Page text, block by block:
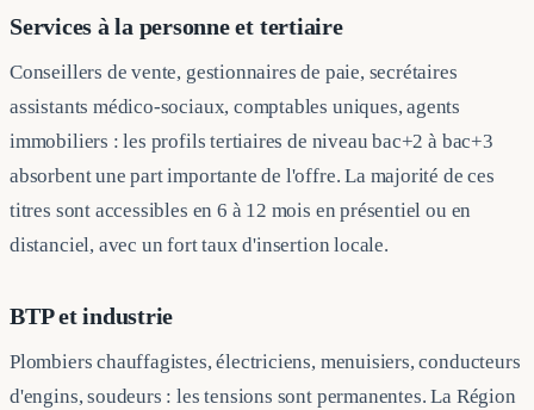
Services à la personne et tertiaire
Conseillers de vente, gestionnaires de paie, secrétaires
assistants médico-sociaux, comptables uniques, agents
immobiliers : les profils tertiaires de niveau bac+2 à bac+3
absorbent une part importante de l'offre. La majorité de ces
titres sont accessibles en 6 à 12 mois en présentiel ou en
distanciel, avec un fort taux d'insertion locale.
BTP et industrie
Plombiers chauffagistes, électriciens, menuisiers, conducteurs
d'engins, soudeurs : les tensions sont permanentes. La Région